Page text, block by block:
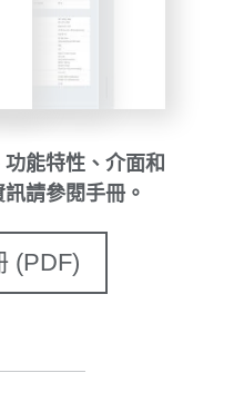
能特性、介面和
請參閱手冊。
(PDF)